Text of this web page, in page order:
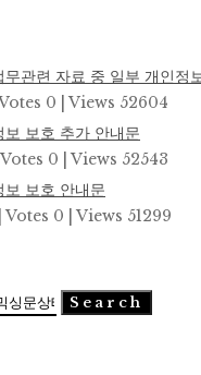
관련 자료 중 일부 개인정
0 Views 52604
보호 추가 안내문
Votes 0 Views 52543
보호 안내문
Votes 0 Views 51299
Search